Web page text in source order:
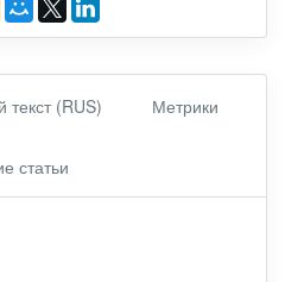
текст (RUS) Метрики
статьи